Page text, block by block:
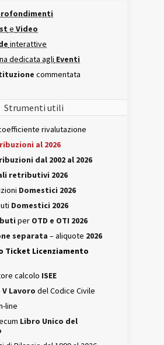
e Video
interattive
dedicata agli Eventi
commentata
Strumenti utili
rivalutazione
al 2026
dal 2002 al 2026
retributivi 2026
Domestici 2026
Domestici 2026
per OTD e OTI 2026
separata – aliquote 2026
Ticket Licenziamento
calcolo ISEE
Lavoro del Codice Civile
line
Libro Unico del